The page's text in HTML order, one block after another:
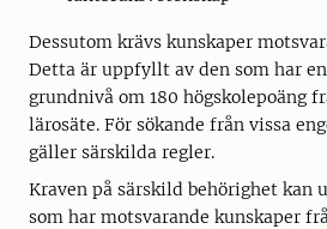
Dessutom krävs kunskaper
Detta är uppfyllt av den som har
grundnivå om 180 högskolepoäng
lärosäte. För sökande från vissa
gäller särskilda regler.
Kraven på särskild behörighet kan
som har motsvarande kunskaper